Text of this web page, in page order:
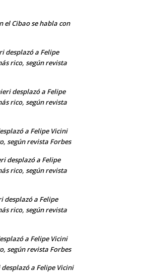
el Cibao se habla con
desplazó a Felipe
rico, según revista
desplazó a Felipe
rico, según revista
a Felipe Vicini
según revista Forbes
desplazó a Felipe
rico, según revista
desplazó a Felipe
rico, según revista
a Felipe Vicini
según revista Forbes
a Felipe Vicini